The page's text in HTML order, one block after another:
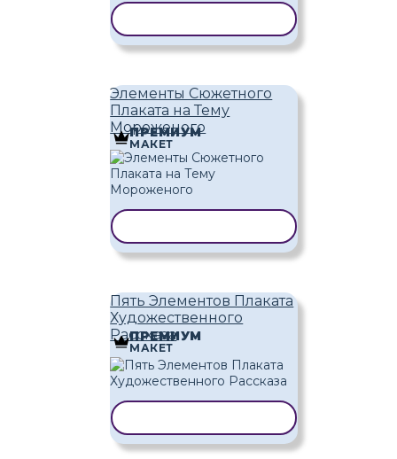
Элементы Сюжетного
Плаката на Тему
Мороженого
ПРЕМИУМ
МАКЕТ
Пять Элементов Плаката
Художественного
Рассказа
ПРЕМИУМ
МАКЕТ